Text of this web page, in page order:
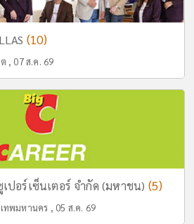
(10)
, 07 ส.ค. 69
ปอร์เซ็นเตอร์ จำกัด (มหาชน) (5)
ทพมหานคร , 05 ส.ค. 69